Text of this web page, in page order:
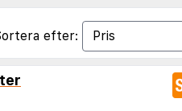
efter: